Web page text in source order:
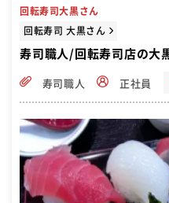
回転寿司大黒さん
回転寿司 大黒さん
寿司職人/回転寿司店の大
寿司職人 正社員